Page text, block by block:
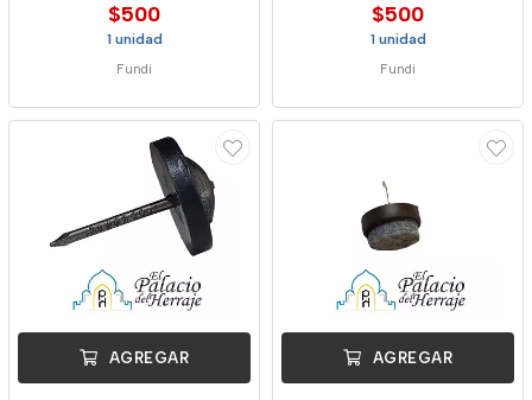
$500
1 unidad
Fundi
$500
1 unidad
Fundi
AGREGAR AGREGAR